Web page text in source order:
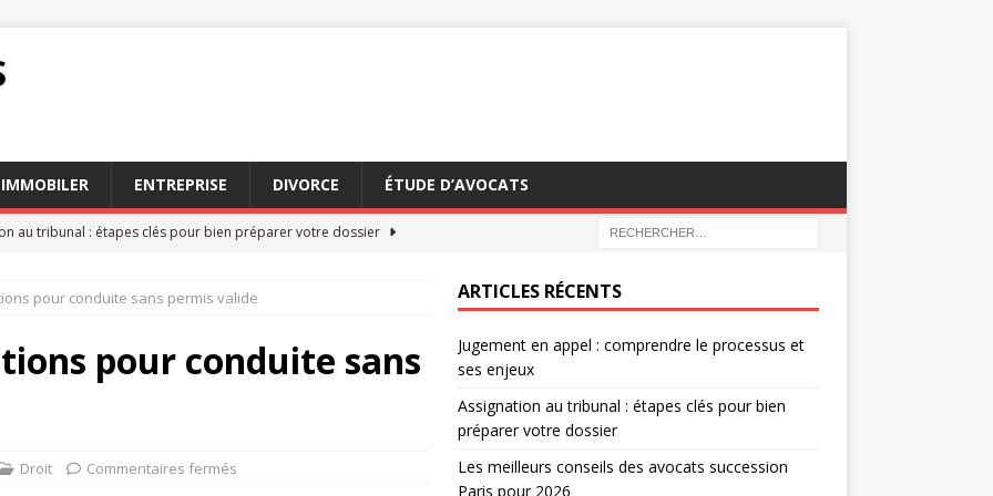
IMMOBILER ENTREPRISE DIVORCE ÉTUDE D’AVOCATS
au tribunal : étapes clés pour bien préparer votre dossier
conseils des avocats succession Paris pour 2026
: comment estimer les dommages et intérêts dus
faire appel à un commissaire de justice en mode
pour conduite sans permis valide
pour conduite sans
Droit Commentaires fermés
ARTICLES RÉCENTS
Jugement en appel : comprendre le processus et
ses enjeux
Assignation au tribunal : étapes clés pour bien
préparer votre dossier
Les meilleurs conseils des avocats succession
Paris pour 2026